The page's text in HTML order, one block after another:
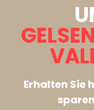
Erhalten Sie